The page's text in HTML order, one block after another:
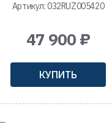
Артикул: 032RUZ005420
47 900 ₽
КУПИТЬ